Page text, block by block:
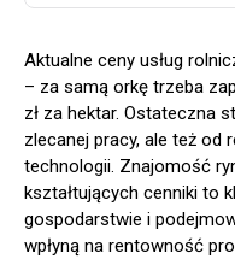
Aktualne ceny usług
– za samą orkę trzeba
zł za hektar. Ostateczna
zlecanej pracy, ale też od
technologii. Znajomość
kształtujących cenniki to
gospodarstwie i
wpłyną na rentowność